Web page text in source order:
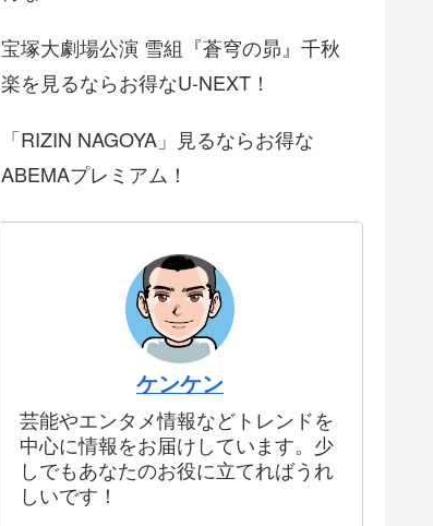
宝塚大劇場公演 雪組『蒼穹の昴』千秋
楽を見るならお得なU-NEXT！
「RIZIN NAGOYA」見るならお得な
ABEMAプレミアム！
ケンケン
芸能やエンタメ情報などトレンドを
中心に情報をお届けしています。少
しでもあなたのお役に立てればうれ
しいです！